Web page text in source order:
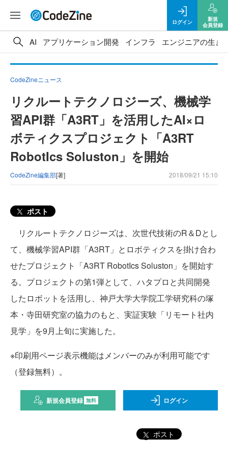
ログイン
新規
会員登録
AI アプリケーション開発 インフラ エンジニアの生き
CodeZineニュース
リクルートテクノロジーズ、機械学
習API群「A3RT」を活用したAI×ロ
ボティクスプロジェクト「A3RT
RobotIcs Soluston」を開始
CodeZine編集部[著] 2018/09/21 15:10
ポスト
リクルートテクノロジーズは、次世代技術のR＆Dとし
て、機械学習API群「A3RT」とロボティクスを掛け合わ
せたプロジェクト「A3RT RobotIcs Soluston」を開始す
る。プロジェクトの第1弾として、ハタプロと共同開発
したロボットを活用し、神戸大学大学院工学研究科の塚
本・寺田研究室の協力のもと、実証実験「リモート社内
見学」を9月上旬に実施した。
※印刷用ページ表示機能はメンバーのみが利用可能です
（登録無料）。
新規会員登録 無料 ログイン
ポスト